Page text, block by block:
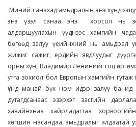
Миний санахад амьдралын энэ хүнд
энэ үзэл санаа энэ хорсол нь
алдаршуулахын үүднээс хамгийн
бөгөөд залуу үеийнхний нь амьдрал
жижиг сажиг, ердийн явдлуудыг
орны хүн, Владимир Ленинийг гоц
утга зохиол бол Европын хамгийн гутаж
Үүнд манай бүх ном идэр залуу ба ид
дутагдсанаас эзэрхэг засгийн
хавийнхнаа хайрладагтаа
хөгшин насандаа амьдралыг алдаатай